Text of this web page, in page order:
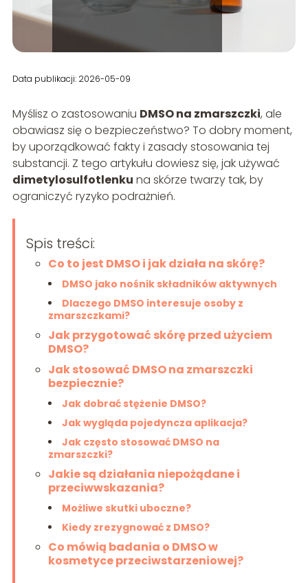
Data publikacji: 2026-05-09
Myślisz o zastosowaniu DMSO na zmarszczki, ale
obawiasz się o bezpieczeństwo? To dobry moment,
by uporządkować fakty i zasady stosowania tej
substancji. Z tego artykułu dowiesz się, jak używać
dimetylosulfotlenku na skórze twarzy tak, by
ograniczyć ryzyko podrażnień.
Spis treści:
Co to jest DMSO i jak działa na skórę?
DMSO jako nośnik składników aktywnych
Dlaczego DMSO interesuje osoby z
zmarszczkami?
Jak przygotować skórę przed użyciem
DMSO?
Jak stosować DMSO na zmarszczki
bezpiecznie?
Jak dobrać stężenie DMSO?
Jak wygląda pojedyncza aplikacja?
Jak często stosować DMSO na
zmarszczki?
Jakie są działania niepożądane i
przeciwwskazania?
Możliwe skutki uboczne?
Kiedy zrezygnować z DMSO?
Co mówią badania o DMSO w
kosmetyce przeciwstarzeniowej?